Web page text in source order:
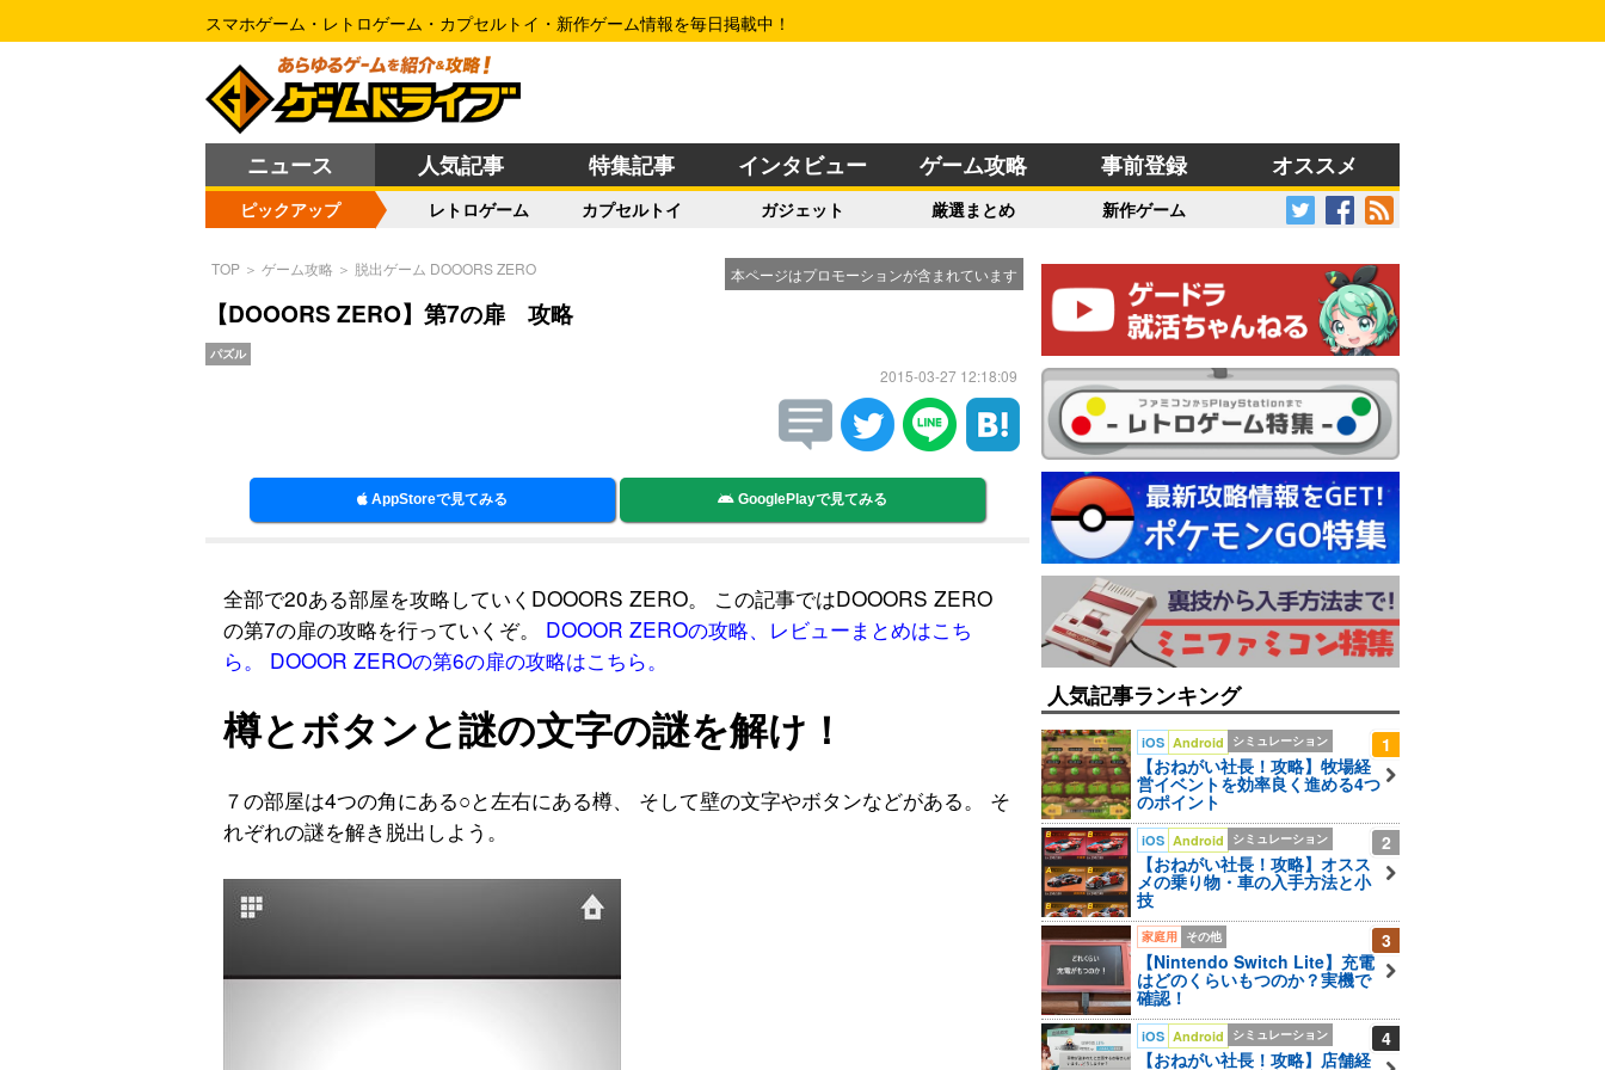
スマホゲーム・レトロゲーム・カプセルトイ・新作ゲーム情報を毎日掲載中！
ニュース 人気記事 特集記事 インタビュー ゲーム攻略 事前登録 オススメ
ピックアップ レトロゲーム カプセルトイ ガジェット 厳選まとめ 新作ゲーム
本ページはプロモーションが含まれています
TOP ＞ ゲーム攻略 ＞ 脱出ゲーム DOOORS ZERO
【DOOORS ZERO】第7の扉 攻略
パズル
2015-03-27 12:18:09
AppStoreで見てみる GooglePlayで見てみる
全部で20ある部屋を攻略していくDOOORS ZERO。 この記事ではDOOORS ZERO
の第7の扉の攻略を行っていくぞ。 DOOOR ZEROの攻略、レビューまとめはこち
ら。
DOOOR ZEROの第6の扉の攻略はこちら。
樽とボタンと謎の文字の謎を解け！
７の部屋は4つの角にある○と左右にある樽、 そして壁の文字やボタンなどがある。 そ
れぞれの謎を解き脱出しよう。
人気記事ランキング
1
iOS Android シミュレーション
【おねがい社長！攻略】牧場経
営イベントを効率良く進める4つ
のポイント
2
iOS Android シミュレーション
【おねがい社長！攻略】オスス
メの乗り物・車の入手方法と小
技
3
家庭用 その他
【Nintendo Switch Lite】充電
はどのくらいもつのか？実機で
確認！
4
iOS Android シミュレーション
【おねがい社長！攻略】店舗経